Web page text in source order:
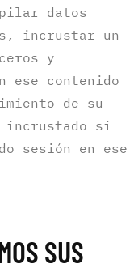
datos
incrustar un
y
ese contenido
de su
incrustado si
sesión en ese
SUS